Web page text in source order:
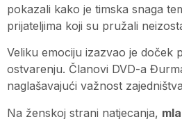
pokazali kako je timska snaga
prijateljima koji su pružali
Veliku emociju izazvao je doček
ostvarenju. Članovi DVD-a
naglašavajući važnost
Na ženskoj strani natjecanja,